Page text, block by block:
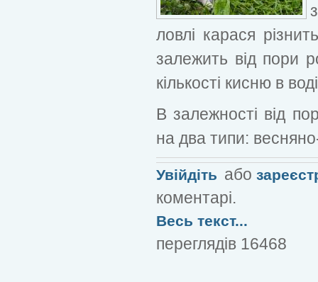
ловлі карася
залежить від пори
кількості кисню в
В залежності від
на два типи:
Увійдіть або
коментарі.
Весь текст...
переглядів 16468